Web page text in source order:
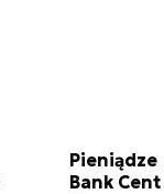
Pieniądze
Bank